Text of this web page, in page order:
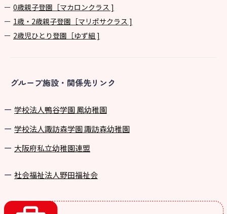
0歳親子登園［マカロンクラス ]
1歳・2歳親子登園［マリポサクラス ]
2歳児ひとり登園［ゆず組 ]
グループ施設・関係先リンク
学校法⼈鴨⾕学園 鳳幼稚園
学校法⼈諏訪森学園 諏訪森幼稚園
⼤阪府私⽴幼稚園連盟
社会福祉法人野田福祉会